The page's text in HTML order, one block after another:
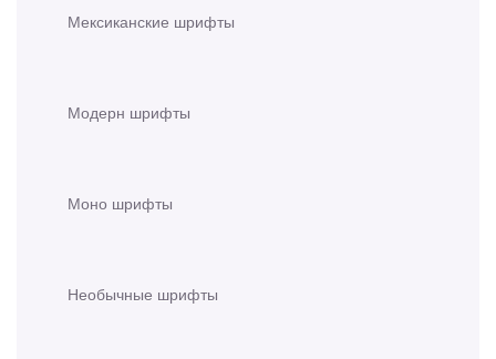
Мексиканские шрифты
Модерн шрифты
Моно шрифты
Необычные шрифты